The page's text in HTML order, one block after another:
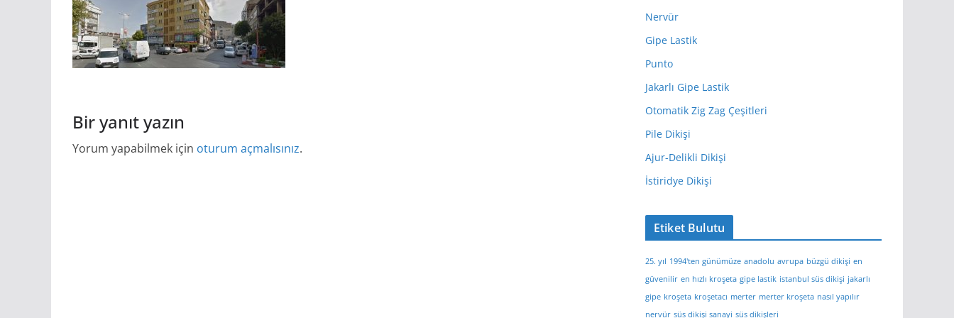
Bir yanıt yazın
Yorum yapabilmek için oturum açmalısınız.
Nervür
Gipe Lastik
Punto
Jakarlı Gipe Lastik
Otomatik Zig Zag Çeşitleri
Pile Dikişi
Ajur-Delikli Dikişi
İstiridye Dikişi
Etiket Bulutu
25. yıl 1994'ten günümüze anadolu avrupa büzgü dikişi en
güvenilir en hızlı kroşeta gipe lastik istanbul süs dikişi jakarlı
gipe kroşeta kroşetacı merter merter kroşeta nasıl yapılır
nervür süs dikişi sanayi süs dikişleri